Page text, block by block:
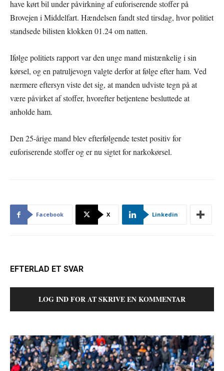
have kørt bil under påvirkning af euforiserende stoffer på
Brovejen i Middelfart. Hændelsen fandt sted tirsdag, hvor politiet
standsede bilisten klokken 01.24 om natten.
Ifølge politiets rapport var den unge mand mistænkelig i sin
kørsel, og en patruljevogn valgte derfor at følge efter ham. Ved
nærmere eftersyn viste det sig, at manden udviste tegn på at
være påvirket af stoffer, hvorefter betjentene besluttede at
anholde ham.
Den 25-årige mand blev efterfølgende testet positiv for
euforiserende stoffer og er nu sigtet for narkokørsel.
Facebook X Linkedin
EFTERLAD ET SVAR
LOG IND FOR AT SKRIVE EN KOMMENTAR